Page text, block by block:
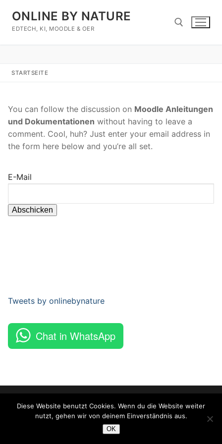
Inhalt
springen
ONLINE BY NATURE
EDTECH, KI, MOODLE & OER
STARTSEITE
You can follow the discussion on Moodle Anleitungen
und Dokumentationen without having to leave a
comment. Cool, huh? Just enter your email address in
the form here below and you’re all set.
E-Mail
Tweets by onlinebynature
Chat in WhatsApp
Copyright © 2026 Online By Nature – Powered byCustomify
Diese Website benutzt Cookies. Wenn du die Website weiter
nutzt, gehen wir von deinem Einverständnis aus.
OK